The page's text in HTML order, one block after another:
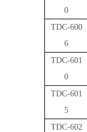
0
TDC-600
6
TDC-601
0
TDC-601
5
TDC-602